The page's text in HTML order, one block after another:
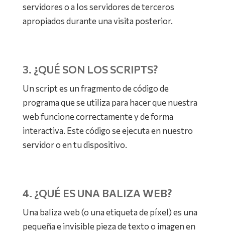
servidores o a los servidores de terceros
apropiados durante una visita posterior.
3. ¿QUÉ SON LOS SCRIPTS?
Un script es un fragmento de código de
programa que se utiliza para hacer que nuestra
web funcione correctamente y de forma
interactiva. Este código se ejecuta en nuestro
servidor o en tu dispositivo.
4. ¿QUÉ ES UNA BALIZA WEB?
Una baliza web (o una etiqueta de píxel) es una
pequeña e invisible pieza de texto o imagen en